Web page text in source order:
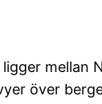
över